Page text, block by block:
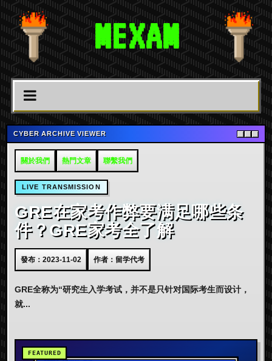
MEXAM
CYBER ARCHIVE VIEWER
關於我們 熱門文章 聯繫我們
LIVE TRANSMISSION
GRE在家考作弊要满足哪些条
件？GRE家考全了解
發布：2023-11-02 作者：留学代考
GRE全称为“研究生入学考试，并不是只针对国际考生而设计，
就...